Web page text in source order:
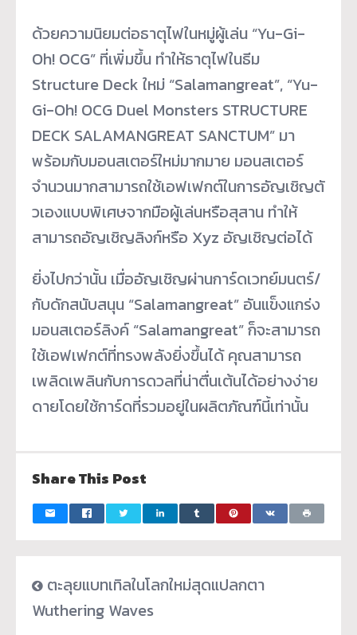
ด้วยความนิยมต่อธาตุไฟในหมู่ผู้เล่น “Yu-Gi-
Oh! OCG” ที่เพิ่มขึ้น ทำให้ธาตุไฟในธีม
Structure Deck ใหม่ “Salamangreat”, “Yu-
Gi-Oh! OCG Duel Monsters STRUCTURE
DECK SALAMANGREAT SANCTUM” มา
พร้อมกับมอนสเตอร์ใหม่มากมาย มอนสเตอร์
จำนวนมากสามารถใช้เอฟเฟกต์ในการอัญเชิญตั
วเองแบบพิเศษจากมือผู้เล่นหรือสุสาน ทำให้
สามารถอัญเชิญลิงก์หรือ Xyz อัญเชิญต่อได้
ยิ่งไปกว่านั้น เมื่ออัญเชิญผ่านการ์ดเวทย์มนตร์/
กับดักสนับสนุน “Salamangreat” อันแข็งแกร่ง
มอนสเตอร์ลิงค์ “Salamangreat” ก็จะสามารถ
ใช้เอฟเฟกต์ที่ทรงพลังยิ่งขึ้นได้ คุณสามารถ
เพลิดเพลินกับการดวลที่น่าตื่นเต้นได้อย่างง่าย
ดายโดยใช้การ์ดที่รวมอยู่ในผลิตภัณฑ์นี้เท่านั้น
Share This Post
ตะลุยแบทเทิลในโลกใหม่สุดแปลกตา
Wuthering Waves